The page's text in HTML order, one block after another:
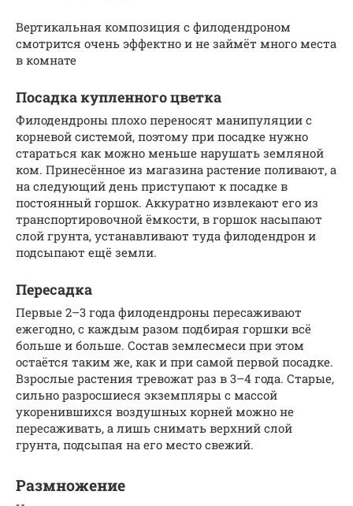
Вертикальная композиция с филодендроном
смотрится очень эффектно и не займёт много места
в комнате
Посадка купленного цветка
Филодендроны плохо переносят манипуляции с
корневой системой, поэтому при посадке нужно
стараться как можно меньше нарушать земляной
ком. Принесённое из магазина растение поливают, а
на следующий день приступают к посадке в
постоянный горшок. Аккуратно извлекают его из
транспортировочной ёмкости, в горшок насыпают
слой грунта, устанавливают туда филодендрон и
подсыпают ещё земли.
Пересадка
Первые 2–3 года филодендроны пересаживают
ежегодно, с каждым разом подбирая горшки всё
больше и больше. Состав землесмеси при этом
остаётся таким же, как и при самой первой посадке.
Взрослые растения тревожат раз в 3–4 года. Старые,
сильно разросшиеся экземпляры с массой
укоренившихся воздушных корней можно не
пересаживать, а лишь снимать верхний слой
грунта, подсыпая на его место свежий.
Размножение